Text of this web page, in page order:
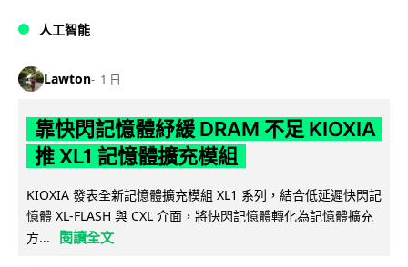
人工智能
Lawton 1 日
靠快閃記憶體紓緩 DRAM 不足 KIOXIA
推 XL1 記憶體擴充模組
KIOXIA 發表全新記憶體擴充模組 XL1 系列，結合低延遲快閃記
憶體 XL-FLASH 與 CXL 介面，將快閃記憶體轉化為記憶體擴充
方...
閱讀全文